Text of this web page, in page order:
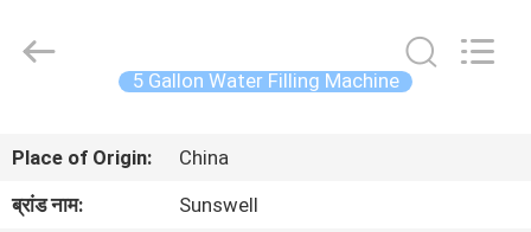
उत्पादों
5 Gallon Water Filling Machine
Place of Origin:
China
ब्रांड नाम:
Sunswell